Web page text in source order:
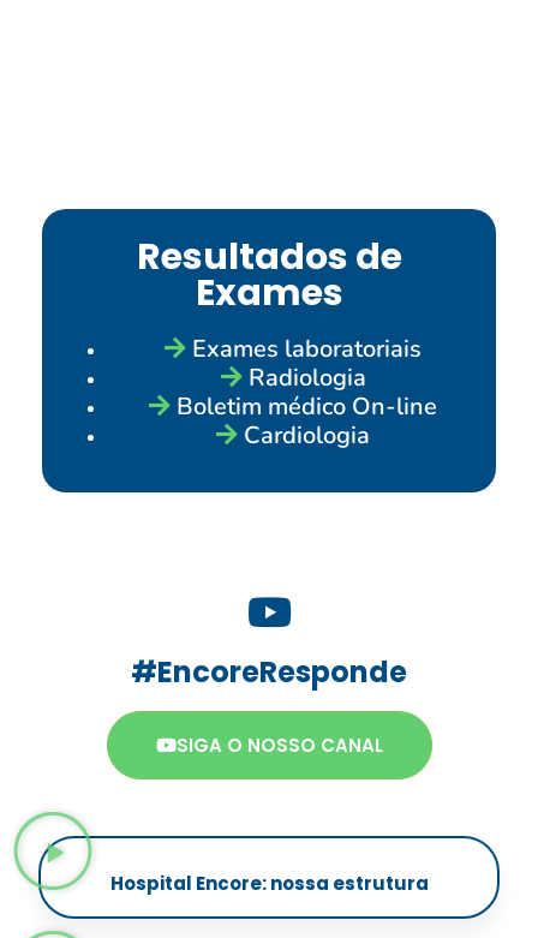
Resultados de
Exames
Exames laboratoriais
Radiologia
Boletim médico On-line
Cardiologia
#EncoreResponde
SIGA O NOSSO CANAL
Hospital Encore: nossa estrutura